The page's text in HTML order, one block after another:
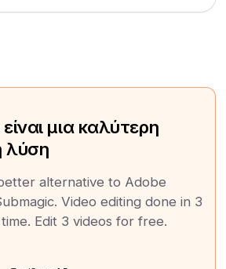
μια καλύτερη
λύση
alternative to Adobe
Video editing done in 3
Edit 3 videos for free.